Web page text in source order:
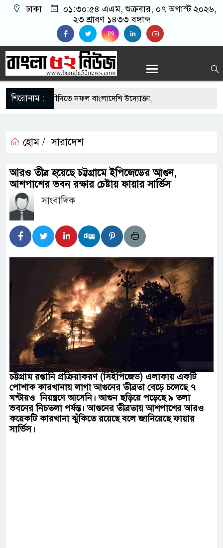
ঢাকা ০১:৩০:৫৪ এএম, শুক্রবার, ০৭ অগাস্ট ২০২৬,
২৩ শ্রাবণ ১৪৩৩ বঙ্গাব্দ
শিরোনাম :
সুযোগে সৌদিতে সফল বাংলাদেশি উদ্যোক্তা,
মিলল মাইক্রোপ্লাস্টিক, বেশি কই মাছে
ব্যবসায়িক অগ্রযাত্রায় নতুন অধ্যায়
স্থিতিশীল সরকার,প্রবাসীদের বিনিয়োগের এখনই
স্থিতিশীল সরকার,প্রবাসীদের বিনিয়োগের এখনই
নিচে গাঁজার ড্রাম, মাদক কারবারি আটক
বাজেট সংশোধনের দাবিতে ফরিদগঞ্জে অহিংস
উঠান বৈঠক
অবৈধ লেনদেনে জড়িয়ে পড়ছে স্থানীয় বিকাশ
নদীতে যৌথ অভিযানে ৩টি অবৈধ বাঁধা জাল জব্দ
হোম / সারাদেশ
আরও তীব্র হয়েছে চট্টগ্রামে ইপিজেডের আগুন,
আশপাশের ভবন রক্ষার চেষ্টায় ফায়ার সার্ভিস
সাংবাদিক
চট্টগ্রাম রপ্তানি প্রক্রিয়াকরণ (সিইপিজেড) এলাকায় একটি
পোশাক কারখানায় লাগা আগুনের তীব্রতা বেড়ে চলেছে ৭
ঘণ্টায়ও নিয়ন্ত্রণে আসেনি। আগুন ছড়িয়ে পড়েছে ৯ তলা
ভবনের নিচতলা পর্যন্ত। আগুনের তীব্রতায় আশপাশের আরও
কয়েকটি কারখানা ঝুঁকিতে রয়েছে বলে জানিয়েছে ফায়ার
সার্ভিস।